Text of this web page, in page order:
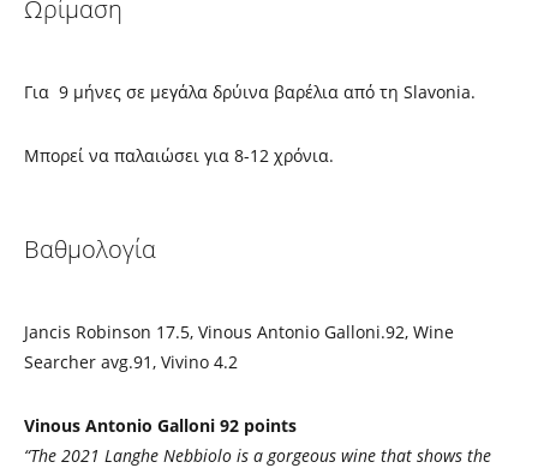
Ωρίμαση
Για 9 μήνες σε μεγάλα δρύινα βαρέλια από τη Slavonia.
Mπορεί να παλαιώσει για 8-12 χρόνια.
Βαθμολογία
Jancis Robinson 17.5, Vinous Antonio Galloni.92, Wine
Searcher avg.91, Vivino 4.2
Vinous Antonio Galloni 92 points
“The 2021 Langhe Nebbiolo is a gorgeous wine that shows the